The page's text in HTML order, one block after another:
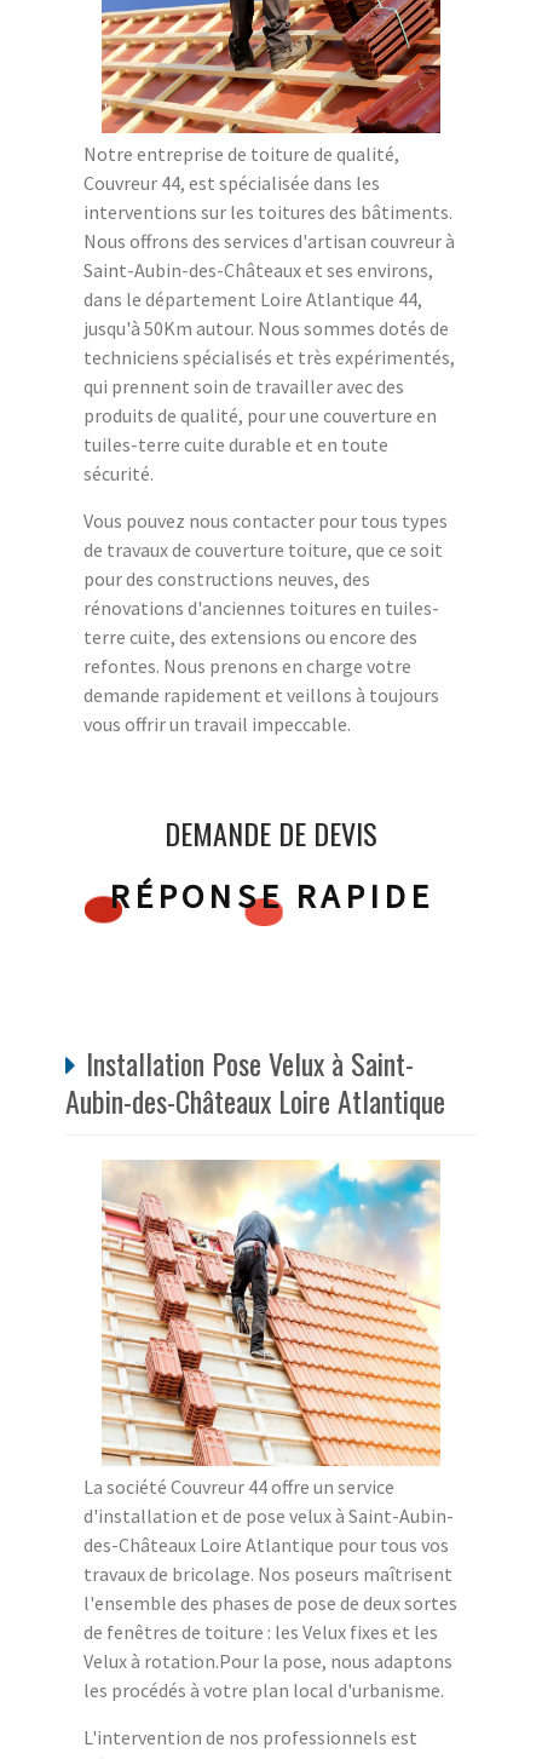
Notre entreprise de toiture de qualité,
Couvreur 44, est spécialisée dans les
interventions sur les toitures des bâtiments.
Nous offrons des services d'artisan couvreur à
Saint-Aubin-des-Châteaux et ses environs,
dans le département Loire Atlantique 44,
jusqu'à 50Km autour. Nous sommes dotés de
techniciens spécialisés et très expérimentés,
qui prennent soin de travailler avec des
produits de qualité, pour une couverture en
tuiles-terre cuite durable et en toute
sécurité.
Vous pouvez nous contacter pour tous types
de travaux de couverture toiture, que ce soit
pour des constructions neuves, des
rénovations d'anciennes toitures en tuiles-
terre cuite, des extensions ou encore des
refontes. Nous prenons en charge votre
demande rapidement et veillons à toujours
vous offrir un travail impeccable.
DEMANDE DE DEVIS
RÉPONSE RAPIDE
Installation Pose Velux à Saint-
Aubin-des-Châteaux Loire Atlantique
La société Couvreur 44 offre un service
d'installation et de pose velux à Saint-Aubin-
des-Châteaux Loire Atlantique pour tous vos
travaux de bricolage. Nos poseurs maîtrisent
l'ensemble des phases de pose de deux sortes
de fenêtres de toiture : les Velux fixes et les
Velux à rotation.Pour la pose, nous adaptons
les procédés à votre plan local d'urbanisme.
L'intervention de nos professionnels est